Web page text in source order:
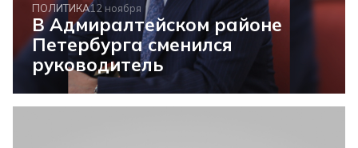
ПОЛИТИКА12 ноября
В Адмиралтейском районе
Петербурга сменился
руководитель